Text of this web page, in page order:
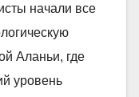
начали все
Аланьи, где
уровень